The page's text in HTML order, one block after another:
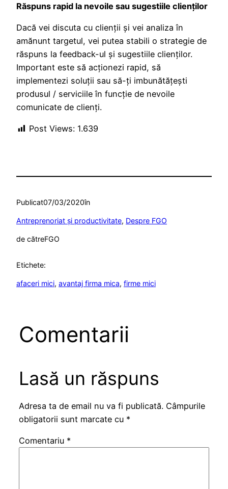
Răspuns rapid la nevoile sau sugestiile clienților
Dacă vei discuta cu clienții și vei analiza în
amănunt targetul, vei putea stabili o strategie de
răspuns la feedback-ul și sugestiile clienților.
Important este să acționezi rapid, să
implementezi soluții sau să-ți imbunătățești
produsul / serviciile în funcție de nevoile
comunicate de clienți.
Post Views: 1.639
Publicat07/03/2020în
Antreprenoriat şi productivitate, Despre FGO
de cătreFGO
Etichete:
afaceri mici, avantaj firma mica, firme mici
Comentarii
Lasă un răspuns
Adresa ta de email nu va fi publicată. Câmpurile
obligatorii sunt marcate cu *
Comentariu *